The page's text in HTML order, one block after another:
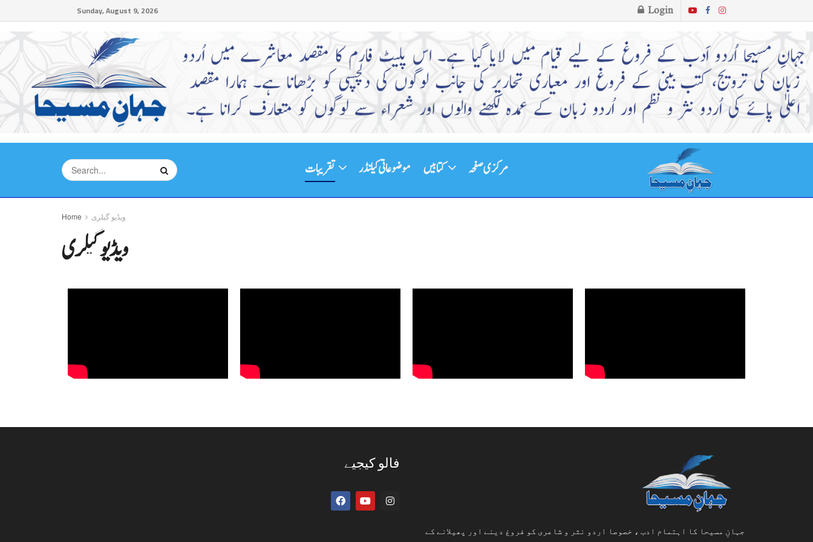
Sunday, August 9, 2026 Login
تقریبات موضوعاتی کیلنڈر کتابیں مرکزی صفحہ
Home ویڈیو گیلری
ویڈیو گیلری
فالو کیجیے
جہانِ مسیحا کا اہتمام ادب ، خصوصا اردو نثر و شاعری کو فروغ دینے اور پھیلانے کے